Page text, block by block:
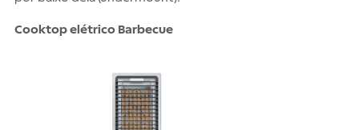
Cooktop elétrico Barbecue